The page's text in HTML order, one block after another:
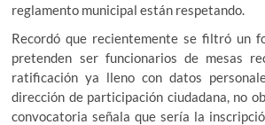
reglamento municipal están respetando.
Recordó que recientemente se filtró un
pretenden ser funcionarios de mesas
ratificación ya lleno con datos
dirección de participación ciudadana, no
convocatoria señala que sería la